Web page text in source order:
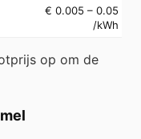
€ 0.005 – 0.05
/kWh
op om de